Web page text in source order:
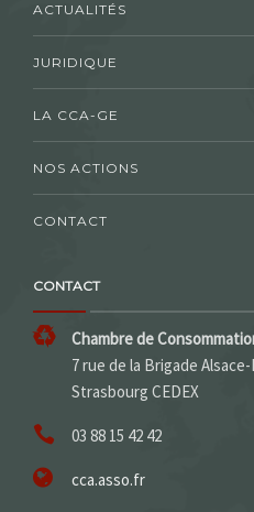
ACTUALITÉS
JURIDIQUE
LA CCA-GE
NOS ACTIONS
CONTACT
CONTACT
Chambre de
7 rue de la Brigade
Strasbourg CEDEX
03 88 15 42 42
cca.asso.fr